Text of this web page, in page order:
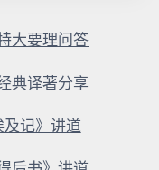
大要理问答
典译著分享
及记》讲道